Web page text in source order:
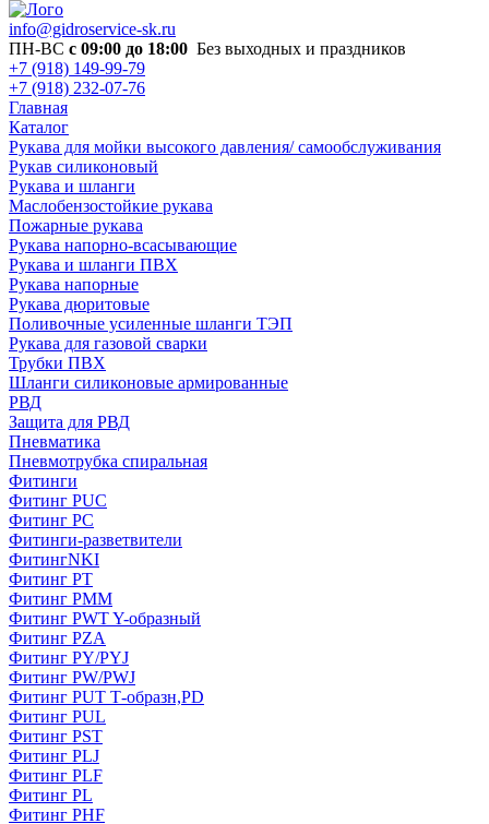
info@gidroservice-sk.ru
ПН-ВС с 09:00 до 18:00 Без выходных и праздников
+7 (918) 149-99-79
+7 (918) 232-07-76
Главная
Каталог
Рукава для мойки высокого давления/ самообслуживания
Рукав силиконовый
Рукава и шланги
Маслобензостойкие рукава
Пожарные рукава
Рукава напорно-всасывающие
Рукава и шланги ПВХ
Рукава напорные
Рукава дюритовые
Поливочные усиленные шланги ТЭП
Рукава для газовой сварки
Трубки ПВХ
Шланги силиконовые армированные
РВД
Защита для РВД
Пневматика
Пневмотрубка спиральная
Фитинги
Фитинг PUC
Фитинг PC
Фитинги-разветвители
ФитингNKI
Фитинг РТ
Фитинг РММ
Фитинг РWT Y-образный
Фитинг PZA
Фитинг PY/PYJ
Фитинг PW/PWJ
Фитинг PUT Т-образн,PD
Фитинг PUL
Фитинг PST
Фитинг PLJ
Фитинг PLF
Фитинг PL
Фитинг PHF